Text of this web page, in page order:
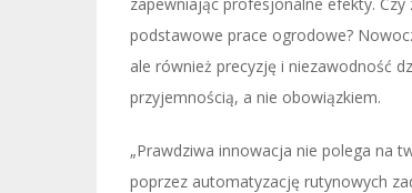
podstawowe prace ogrodowe?
ale również precyzję i niezawodność
przyjemnością, a nie obowiązkiem.
„Prawdziwa innowacja nie polega na
poprzez automatyzację rutynowych